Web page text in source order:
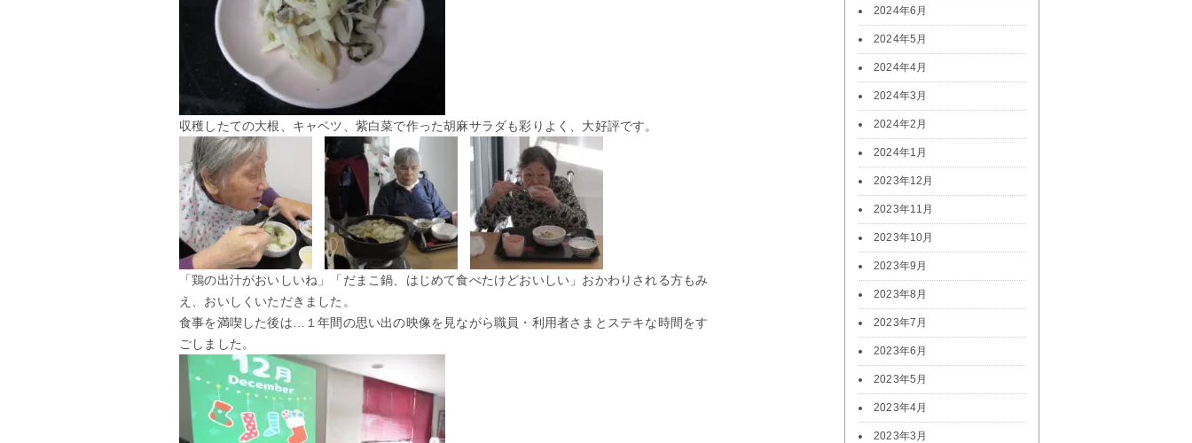
収穫したての大根、キャベツ、紫白菜で作った胡麻サラダも彩りよく、大好評です。
「鶏の出汁がおいしいね」「だまこ鍋、はじめて食べたけどおいしい」おかわりされる方もみ
え、おいしくいただきました。
食事を満喫した後は…１年間の思い出の映像を見ながら職員・利用者さまとステキな時間をす
ごしました。
2024年6月
2024年5月
2024年4月
2024年3月
2024年2月
2024年1月
2023年12月
2023年11月
2023年10月
2023年9月
2023年8月
2023年7月
2023年6月
2023年5月
2023年4月
2023年3月